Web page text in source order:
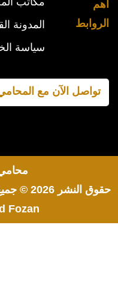
أهم
الروابط
المدونة
سياسة
تواصل الآن مع
حقوق النشر 2026 © جميع الحقوق محفوظة
Fozan